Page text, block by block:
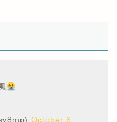
October 6,